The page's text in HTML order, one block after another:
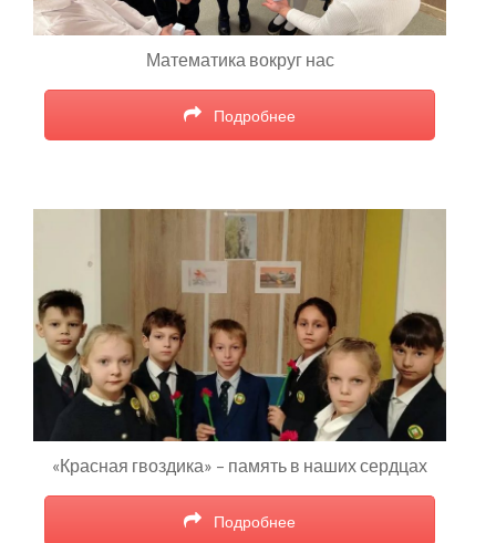
Математика вокруг нас
Подробнее
«Красная гвоздика» – память в наших сердцах
Подробнее